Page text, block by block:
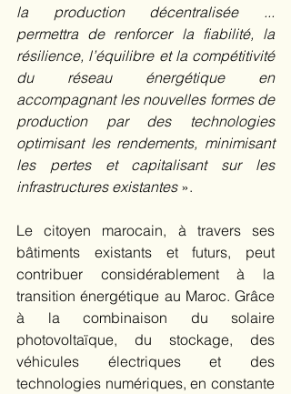
la production décentralisée ...
permettra de renforcer la fiabilité, la
résilience, l’équilibre et la compétitivité
du réseau énergétique en
accompagnant les nouvelles formes de
production par des technologies
optimisant les rendements, minimisant
les pertes et capitalisant sur les
infrastructures existantes ».
Le citoyen marocain, à travers ses
bâtiments existants et futurs, peut
contribuer considérablement à la
transition énergétique au Maroc. Grâce
à la combinaison du solaire
photovoltaïque, du stockage, des
véhicules électriques et des
technologies numériques, en constante